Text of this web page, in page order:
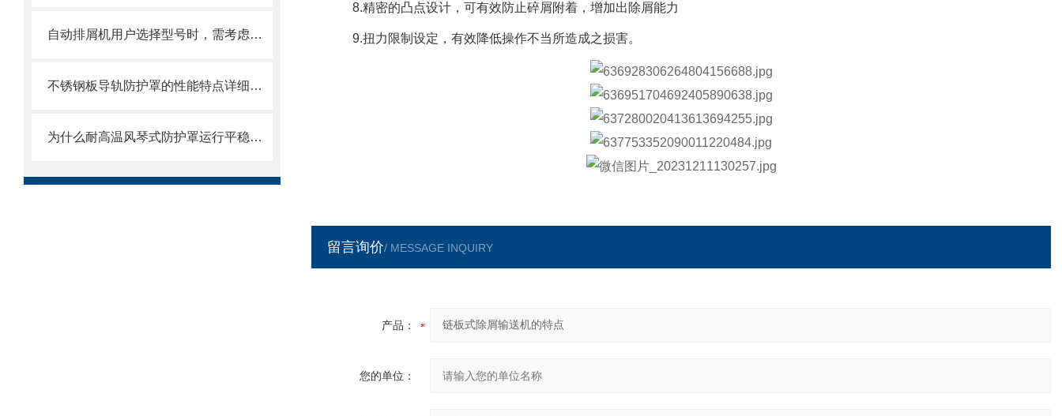
自动排屑机用户选择型号时，需考虑哪些事项？
不锈钢板导轨防护罩的性能特点详细分析
为什么耐高温风琴式防护罩运行平稳且无噪音？
8.精密的凸点设计，可有效防止碎屑附着，增加出除屑能力
9.扭力限制设定，有效降低操作不当所造成之损害。
留言询价/ MESSAGE INQUIRY
产品：
您的单位：